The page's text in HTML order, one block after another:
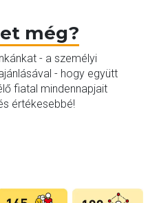
még?
- a személyi
- hogy együtt
fiatal mindennapjait
értékesebbé!